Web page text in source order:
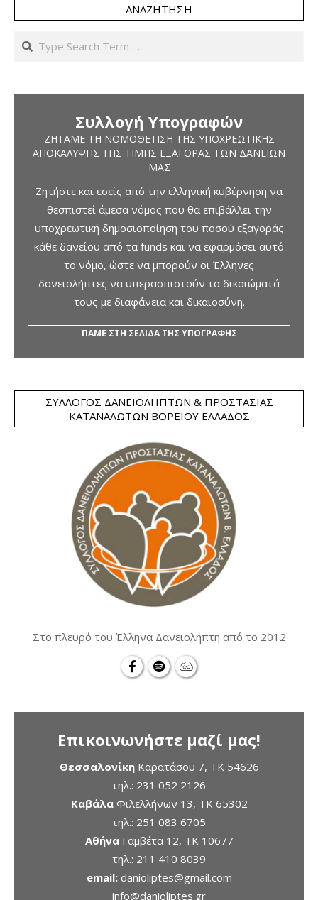
ΑΝΑΖΉΤΗΣΗ
Search
Συλλογή Υπογραφών
ΖΗΤΆΜΕ ΤΗ ΝΟΜΟΘΈΤΙΣΗ ΤΗΣ ΥΠΟΧΡΕΩΤΙΚΉΣ
ΑΠΟΚΆΛΥΨΗΣ ΤΗΣ ΤΙΜΉΣ ΕΞΑΓΟΡΆΣ ΤΩΝ ΔΑΝΕΊΩΝ
ΜΑΣ
Ζητήστε και εσείς από την ελληνική κυβέρνηση να
θεσπιστεί άμεσα νόμος που θα επιβάλλει την
υποχρεωτική δημοσιοποίηση του ποσού εξαγοράς
κάθε δανείου από τα funds και να εφαρμόσει αυτό
το νόμο, ώστε να μπορούν οι Έλληνες
δανειολήπτες να υπερασπιστούν τα δικαιώματά
τους με διαφάνεια και δικαιοσύνη.
ΠΑΜΕ ΣΤΗ ΣΕΛΙΔΑ ΤΗΣ ΥΠΟΓΡΑΦΗΣ
ΣΎΛΛΟΓΟΣ ΔΑΝΕΙΟΛΗΠΤΏΝ & ΠΡΟΣΤΑΣΊΑΣ
ΚΑΤΑΝΑΛΩΤΏΝ ΒΟΡΕΊΟΥ ΕΛΛΆΔΟΣ
Στο πλευρό του Έλληνα Δανειολήπτη από το 2012
Επικοινωνήστε μαζί μας!
ΘεσσαλονίκηΚαρατάσου 7, TK 54626
τηλ.: 231 052 2126
ΚαβάλαΦιλελλήνων 13, ΤΚ 65302
τηλ.: 251 083 6705
ΑθήναΓαμβέτα 12, ΤΚ 10677
τηλ.: 211 410 8039
email: danioliptes@gmail.com
info@danioliptes.gr